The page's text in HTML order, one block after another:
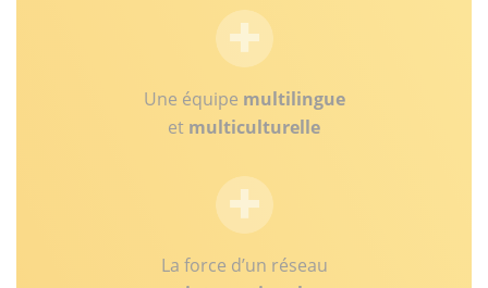
Une équipe multilingue
et multiculturelle
La force d’un réseau